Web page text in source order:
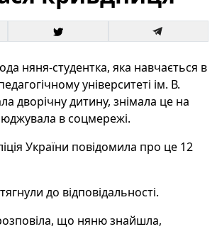
няня-студентка, яка навчається в
університеті ім. В.
дворічну дитину, знімала це на
в соцмережі.
України повідомила про це 12
до відповідальності.
що няню знайшла,